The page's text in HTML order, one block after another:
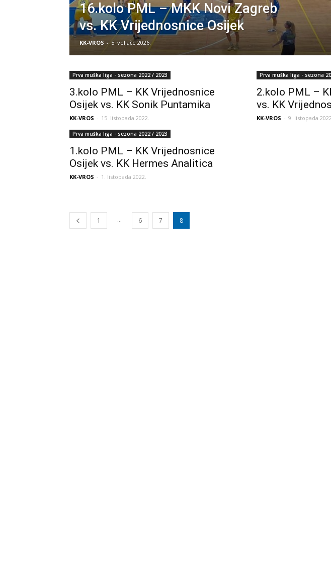
16.kolo PML – MKK Novi Zagreb
vs. KK Vrijednosnice Osijek
KK-VROS - 5. veljače 2026.
Prva muška liga - sezona 2022 / 2023
3.kolo PML – KK Vrijednosnice
Osijek vs. KK Sonik Puntamika
KK-VROS - 15. listopada 2022.
Prva muška liga - sezona
2.kolo PML –
vs. KK
KK-VROS - 9. listopada
Prva muška liga - sezona 2022 / 2023
1.kolo PML – KK Vrijednosnice
Osijek vs. KK Hermes Analitica
KK-VROS - 1. listopada 2022.
1 ... 6 7 8